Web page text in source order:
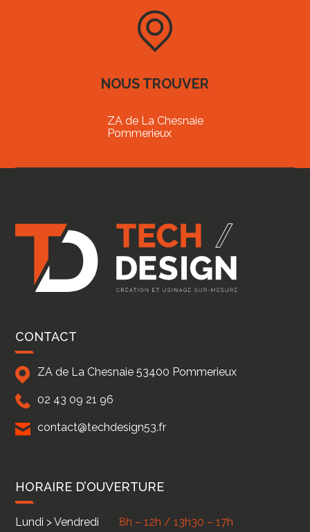
NOUS TROUVER
ZA de La Chesnaie
Pommerieux
CONTACT
ZA de La Chesnaie 53400 Pommerieux
02 43 09 21 96
contact@techdesign53.fr
HORAIRE D’OUVERTURE
Lundi > Vendredi 8h – 12h / 13h30 – 17h